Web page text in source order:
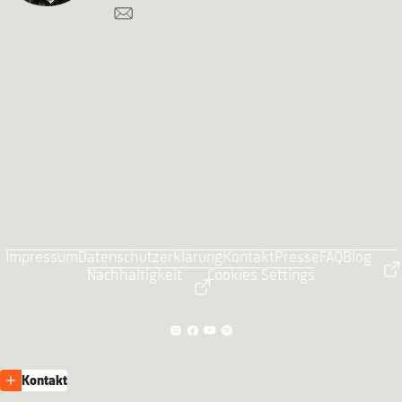
ImpressumDatenschutzerklärungKontaktPresse FAQBlog
Nachhaltigkeit
Cookies Settings
Kontakt